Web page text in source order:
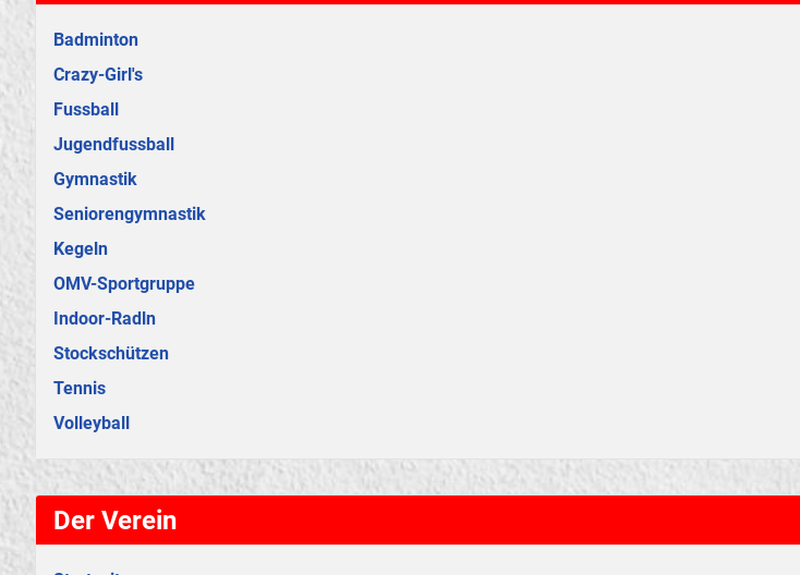
Der Verein
Badminton
Crazy-Girl's
Fussball
Jugendfussball
Gymnastik
Seniorengymnastik
Kegeln
OMV-Sportgruppe
Indoor-Radln
Stockschützen
Tennis
Volleyball